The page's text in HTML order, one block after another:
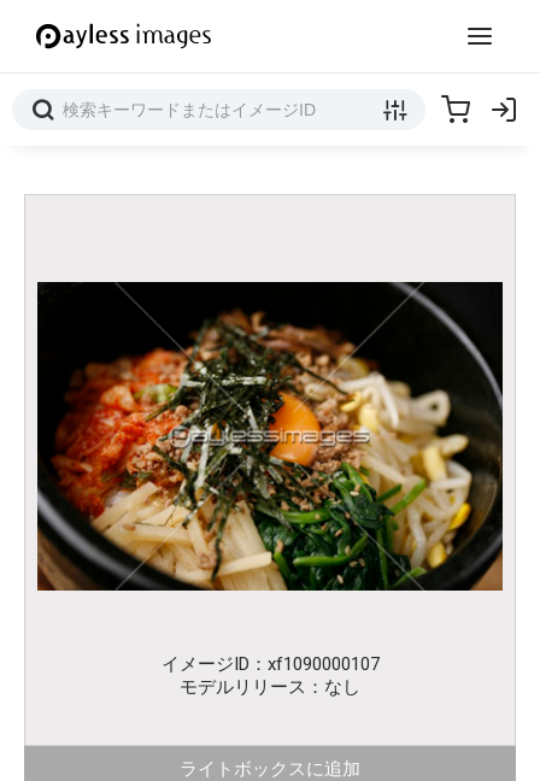
イメージID：xf1090000107
モデルリリース：なし
ライトボックスに追加